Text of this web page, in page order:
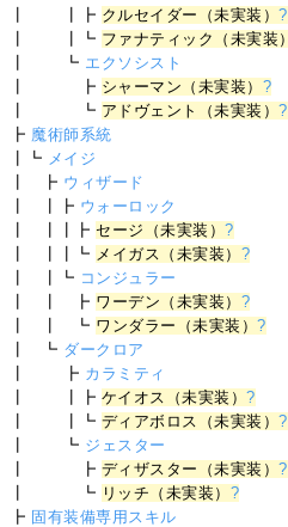
┃ ┃┣ クルセイダー（未実装）?
┃ ┃┗ ファナティック（未実装）
┃ ┗ エクソシスト
┃ ┣ シャーマン（未実装） ?
┃ ┗ アドヴェント（未実装）?
┣ 魔術師系統
┃┗ メイジ
┃ ┣ ウィザード
┃ ┃┣ ウォーロック
┃ ┃┃┣ セージ（未実装）?
┃ ┃┃┗ メイガス（未実装） ?
┃ ┃┗ コンジュラー
┃ ┃ ┣ ワーデン（未実装） ?
┃ ┃ ┗ ワンダラー（未実装）?
┃ ┗ ダークロア
┃ ┣ カラミティ
┃ ┃┣ ケイオス（未実装）?
┃ ┃┗ ディアボロス（未実装）?
┃ ┗ ジェスター
┃ ┣ ディザスター（未実装）?
┃ ┗ リッチ（未実装） ?
┣ 固有装備専用スキル